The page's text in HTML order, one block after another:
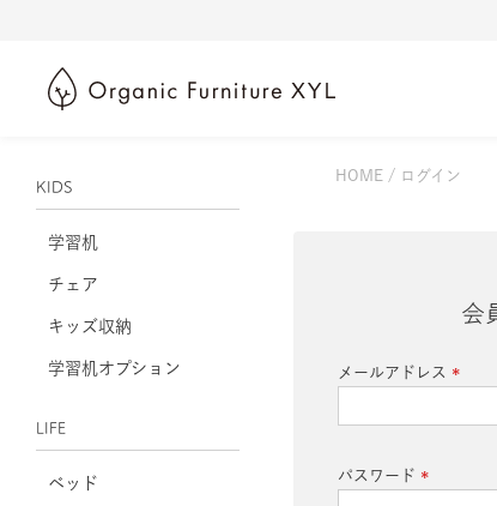
KIDS
学習机
チェア
キッズ収納
学習机オプション
LIFE
ベッド
HOME ログイン
会
メールアドレス
須)
パスワード